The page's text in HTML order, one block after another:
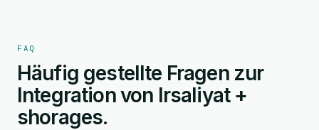
FAQ
Häufig gestellte Fragen zur
Integration von Irsaliyat +
shorages.